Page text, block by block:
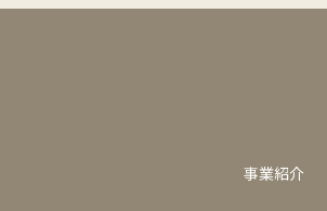
ー
事業紹介